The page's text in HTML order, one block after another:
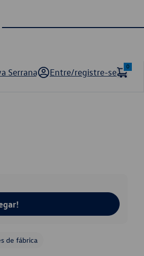
Serrana Entre/registre-se
0
de fábrica